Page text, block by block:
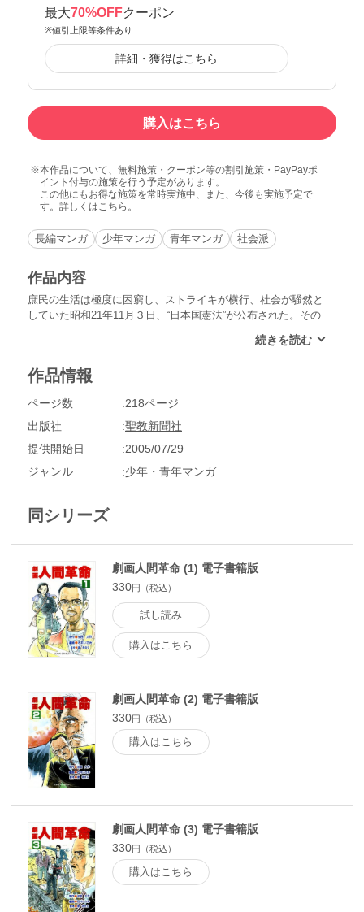
最大70%OFFクーポン
※値引上限等条件あり
詳細・獲得はこちら
購入はこちら
本作品について、無料施策・クーポン等の割引施策・PayPayポ
イント付与の施策を行う予定があります。
この他にもお得な施策を常時実施中、また、今後も実施予定で
す。詳しくは こちら 。
長編マンガ 少年マンガ 青年マンガ 社会派
作品内容
庶民の生活は極度に困窮し、ストライキが横行、社会が騒然と
していた昭和21年11月３日、“日本国憲法”が公布された。その
行われ、再び戸田は決意を新たにしたのだ。「社会がどんなに
作品情報
ページ数
218ページ
出版社
聖教新聞社
提供開始日
2005/07/29
ジャンル
少年・青年マンガ
同シリーズ
劇画人間革命 (1) 電子書籍版
330円（税込）
試し読み
購入はこちら
劇画人間革命 (2) 電子書籍版
330円（税込）
購入はこちら
劇画人間革命 (3) 電子書籍版
330円（税込）
購入はこちら